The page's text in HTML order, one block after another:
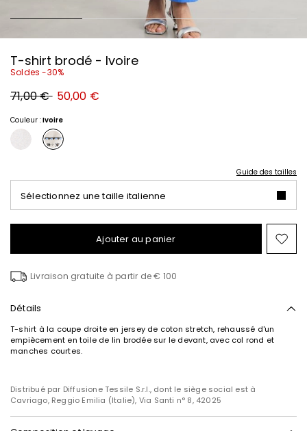
T-shirt brodé - Ivoire
Soldes -30%
Prix
original
€
71,00 € Nouveau
prix
€
50,00 €
Couleur :Ivoire
Guide des tailles
Sélectionnez une taille italienne
Ajouter au panier
Livraison gratuite à partir de € 100
Détails
T-shirt à la coupe droite en jersey de coton stretch, rehaussé d'un
empiècement en toile de lin brodée sur le devant, avec col rond et
manches courtes.
Distribué par Diffusione Tessile S.r.l., dont le siège social est à
Cavriago, Reggio Emilia (Italie), Via Santi n° 8, 42025